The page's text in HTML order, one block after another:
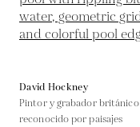
David Hockney
Pintor y grabador británico
reconocido por paisajes